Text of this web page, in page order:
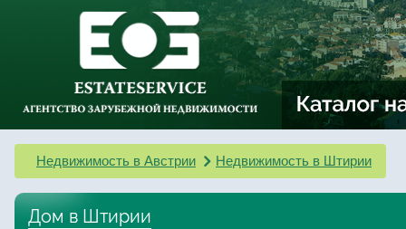
Недвижимость в Австрии Недвижимость в Штирии
Дом в Штирии